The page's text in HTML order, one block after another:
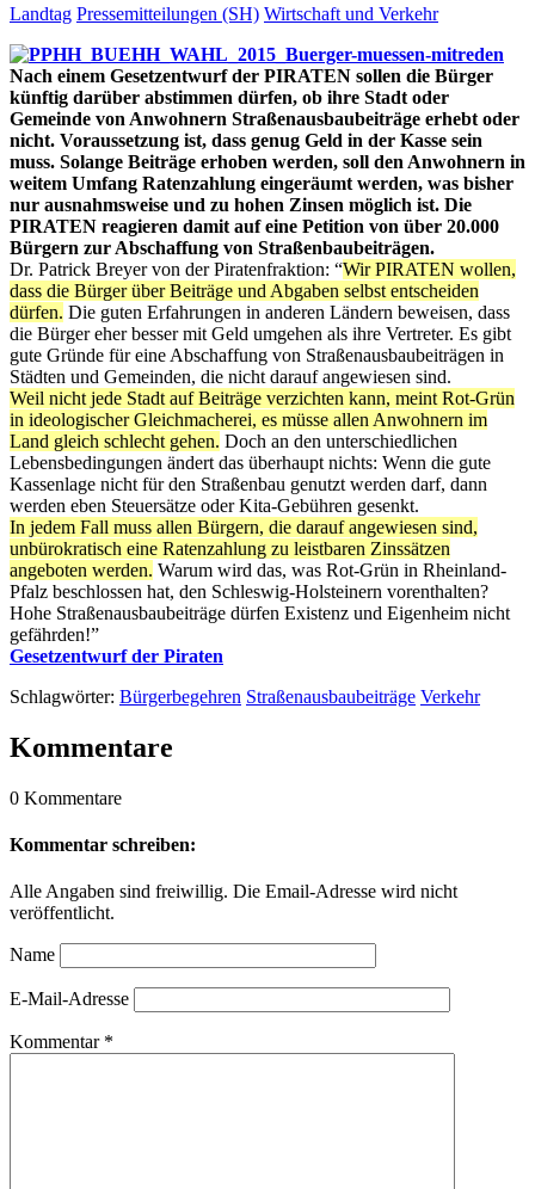
Landtag Pressemitteilungen (SH) Wirtschaft und Verkehr
Nach einem Gesetzentwurf der PIRATEN sollen die Bürger
künftig darüber abstimmen dürfen, ob ihre Stadt oder
Gemeinde von Anwohnern Straßenausbaubeiträge erhebt oder
nicht. Voraussetzung ist, dass genug Geld in der Kasse sein
muss. Solange Beiträge erhoben werden, soll den Anwohnern in
weitem Umfang Ratenzahlung eingeräumt werden, was bisher
nur ausnahmsweise und zu hohen Zinsen möglich ist. Die
PIRATEN reagieren damit auf eine Petition von über 20.000
Bürgern zur Abschaffung von Straßenbaubeiträgen.
Dr. Patrick Breyer von der Piratenfraktion: “Wir PIRATEN wollen,
dass die Bürger über Beiträge und Abgaben selbst entscheiden
dürfen. Die guten Erfahrungen in anderen Ländern beweisen, dass
die Bürger eher besser mit Geld umgehen als ihre Vertreter. Es gibt
gute Gründe für eine Abschaffung von Straßenausbaubeiträgen in
Städten und Gemeinden, die nicht darauf angewiesen sind.
Weil nicht jede Stadt auf Beiträge verzichten kann, meint Rot-Grün
in ideologischer Gleichmacherei, es müsse allen Anwohnern im
Land gleich schlecht gehen. Doch an den unterschiedlichen
Lebensbedingungen ändert das überhaupt nichts: Wenn die gute
Kassenlage nicht für den Straßenbau genutzt werden darf, dann
werden eben Steuersätze oder Kita-Gebühren gesenkt.
In jedem Fall muss allen Bürgern, die darauf angewiesen sind,
unbürokratisch eine Ratenzahlung zu leistbaren Zinssätzen
angeboten werden. Warum wird das, was Rot-Grün in Rheinland-
Pfalz beschlossen hat, den Schleswig-Holsteinern vorenthalten?
Hohe Straßenausbaubeiträge dürfen Existenz und Eigenheim nicht
gefährden!”
Gesetzentwurf der Piraten
Schlagwörter: Bürgerbegehren Straßenausbaubeiträge Verkehr
Kommentare
0 Kommentare
Kommentar schreiben:
Alle Angaben sind freiwillig. Die Email-Adresse wird nicht
veröffentlicht.
Name
E-Mail-Adresse
Kommentar *